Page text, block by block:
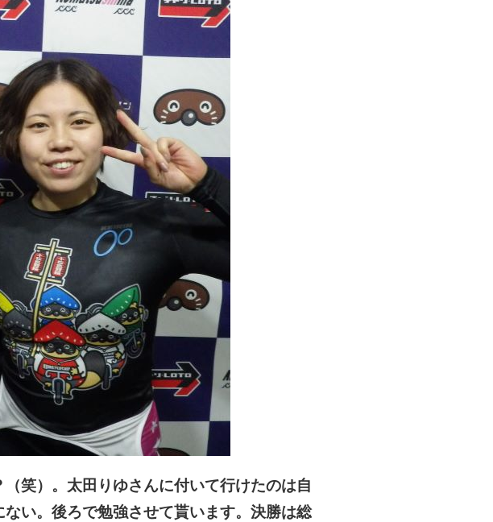
笑）。太田りゆさんに付いて行けたのは自
い。後ろで勉強させて貰います。決勝は総